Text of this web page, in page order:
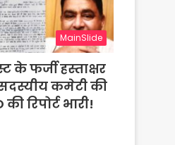
MainSlide
के फर्जी हस्ताक्षर
कमेटी की
रिपोर्ट भारी!